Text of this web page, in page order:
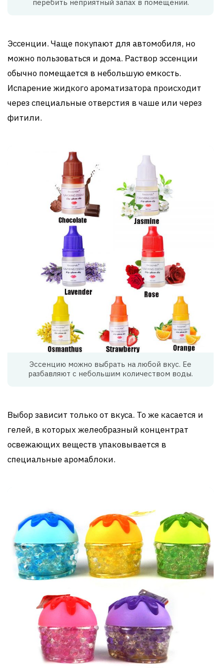
перебить неприятный запах в помещении.
Эссенции. Чаще покупают для автомобиля, но
можно пользоваться и дома. Раствор эссенции
обычно помещается в небольшую емкость.
Испарение жидкого ароматизатора происходит
через специальные отверстия в чаше или через
фитили.
Эссенцию можно выбрать на любой вкус. Ее
разбавляют с небольшим количеством воды.
Выбор зависит только от вкуса. То же касается и
гелей, в которых желеобразный концентрат
освежающих веществ упаковывается в
специальные аромаблоки.